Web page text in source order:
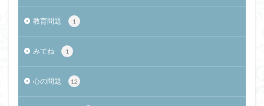
教育問題 1
みてね 1
心の問題 12